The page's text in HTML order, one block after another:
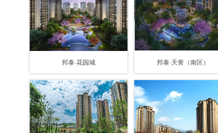
邦泰·花园城 邦泰·天誉（南区）